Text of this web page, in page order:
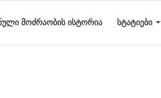
ᲛᲝᲫᲠᲐᲝᲑᲘᲡ ᲘᲡᲢᲝᲠᲘᲐ ᲡᲢᲐᲢᲘᲔᲑᲘ